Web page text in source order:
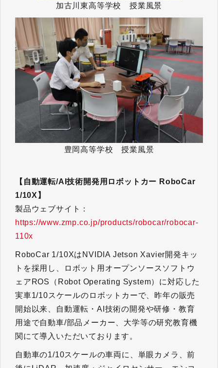
加古川東高等学校 授業風景
豊岡高等学校 授業風景
【自動運転/AI技術開発用ロボットカー RoboCar
1/10X】
製品ウェブサイト：
https://www.zmp.co.jp/products/robocar/robocar-
110x
RoboCar 1/10XはNVIDIA Jetson Xavier開発キッ
トを採用し、ロボット用オープンソースソフトウ
ェアROS（Robot Operating System）に対応した
実車1/10スケールのロボットカーで、昨年の販売
開始以来、自動運転・AI技術の開発や研修・教育
用途で自動車/部品メーカー、大学等の研究教育機
関にて導入いただいております。
自動車の1/10スケールの車両に、単眼カメラ、前